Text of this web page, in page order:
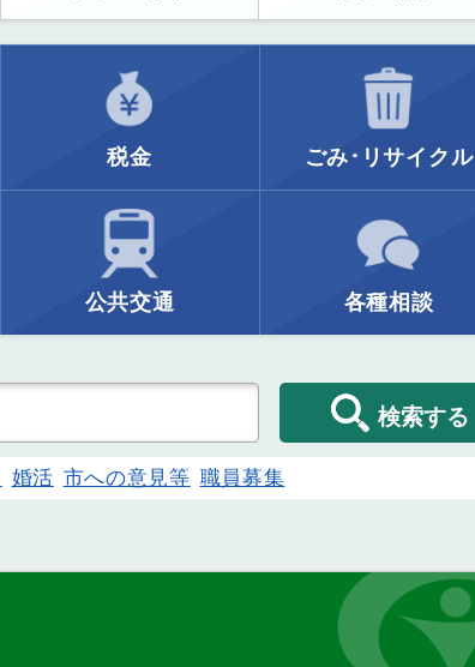
税金 ごみ･リサイクル
公共交通 各種相談
検索する
婚活 市への意見等 職員募集